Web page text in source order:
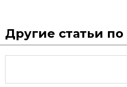
Другие статьи по